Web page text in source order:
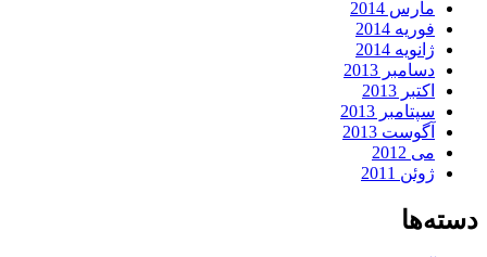
مارس 2014
فوریه 2014
ژانویه 2014
دسامبر 2013
اکتبر 2013
سپتامبر 2013
آگوست 2013
می 2012
ژوئن 2011
دسته‌ها